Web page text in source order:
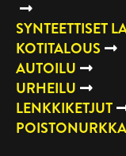
SYNTEETTISET
KOTITALOUS
AUTOILU
URHEILU
LENKKIKETJUT